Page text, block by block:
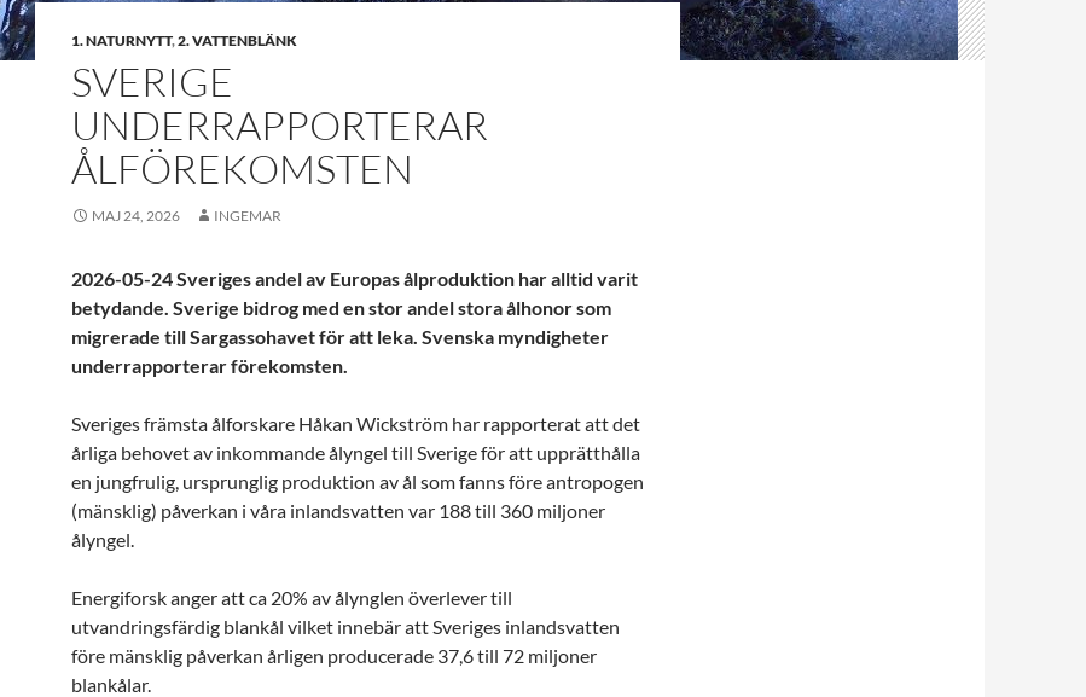
1. NATURNYTT,2. VATTENBLÄNK
SVERIGE
UNDERRAPPORTERAR
ÅLFÖREKOMSTEN
MAJ 24, 2026 INGEMAR
2026-05-24 Sveriges andel av Europas ålproduktion har alltid varit
betydande. Sverige bidrog med en stor andel stora ålhonor som
migrerade till Sargassohavet för att leka. Svenska myndigheter
underrapporterar förekomsten.
Sveriges främsta ålforskare Håkan Wickström har rapporterat att det
årliga behovet av inkommande ålyngel till Sverige för att upprätthålla
en jungfrulig, ursprunglig produktion av ål som fanns före antropogen
(mänsklig) påverkan i våra inlandsvatten var 188 till 360 miljoner
ålyngel.
Energiforsk anger att ca 20% av ålynglen överlever till
utvandringsfärdig blankål vilket innebär att Sveriges inlandsvatten
före mänsklig påverkan årligen producerade 37,6 till 72 miljoner
blankålar.